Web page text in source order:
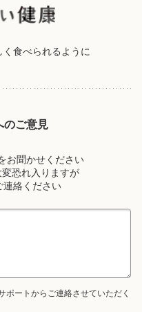
く食べられるように
のご意見
お聞かせください
恐れ入りますが
連絡ください
ートからご連絡させていただく